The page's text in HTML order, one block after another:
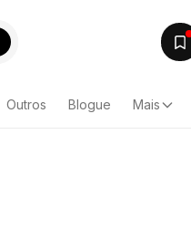
Outros Blogue Mais